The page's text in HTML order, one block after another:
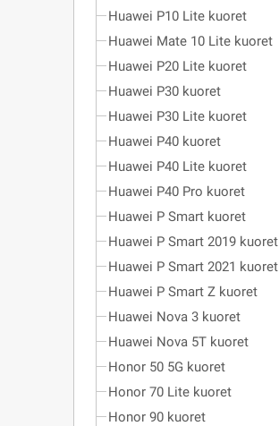
Huawei P10 Lite kuoret
Huawei Mate 10 Lite kuoret
Huawei P20 Lite kuoret
Huawei P30 kuoret
Huawei P30 Lite kuoret
Huawei P40 kuoret
Huawei P40 Lite kuoret
Huawei P40 Pro kuoret
Huawei P Smart kuoret
Huawei P Smart 2019 kuoret
Huawei P Smart 2021 kuoret
Huawei P Smart Z kuoret
Huawei Nova 3 kuoret
Huawei Nova 5T kuoret
Honor 50 5G kuoret
Honor 70 Lite kuoret
Honor 90 kuoret